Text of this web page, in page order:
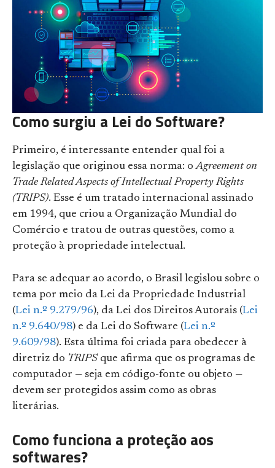
Como surgiu a Lei do Software?
Primeiro, é interessante entender qual foi a
legislação que originou essa norma: oAgreement on
Trade Related Aspects of Intellectual Property Rights
(TRIPS). Esse é um tratado internacional assinado
em 1994, que criou a Organização Mundial do
Comércio e tratou de outras questões, como a
proteção à propriedade intelectual.
Para se adequar ao acordo, o Brasil legislou sobre o
tema por meio da Lei da Propriedade Industrial
(Lei n.º 9.279/96), da Lei dos Direitos Autorais (Lei
n.º 9.640/98) e da Lei do Software (Lei n.º
9.609/98). Esta última foi criada para obedecer à
diretriz do TRIPS que afirma que os programas de
computador — seja em código-fonte ou objeto —
devem ser protegidos assim como as obras
literárias.
Como funciona a proteção aos
softwares?